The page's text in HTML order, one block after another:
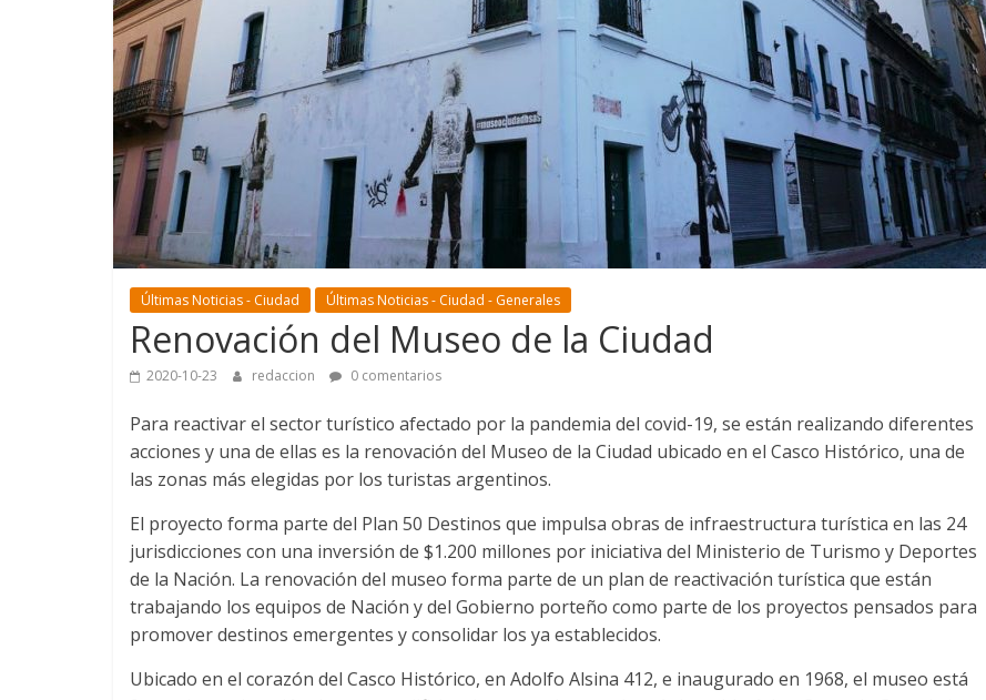
Últimas Noticias - Ciudad Últimas Noticias - Ciudad - Generales
Renovación del Museo de la Ciudad
2020-10-23 redaccion 0 comentarios
Para reactivar el sector turístico afectado por la pandemia del covid-19, se están realizando diferentes
acciones y una de ellas es la renovación del Museo de la Ciudad ubicado en el Casco Histórico, una de
las zonas más elegidas por los turistas argentinos.
El proyecto forma parte del Plan 50 Destinos que impulsa obras de infraestructura turística en las 24
jurisdicciones con una inversión de $1.200 millones por iniciativa del Ministerio de Turismo y Deportes
de la Nación. La renovación del museo forma parte de un plan de reactivación turística que están
trabajando los equipos de Nación y del Gobierno porteño como parte de los proyectos pensados para
promover destinos emergentes y consolidar los ya establecidos.
Ubicado en el corazón del Casco Histórico, en Adolfo Alsina 412, e inaugurado en 1968, el museo está